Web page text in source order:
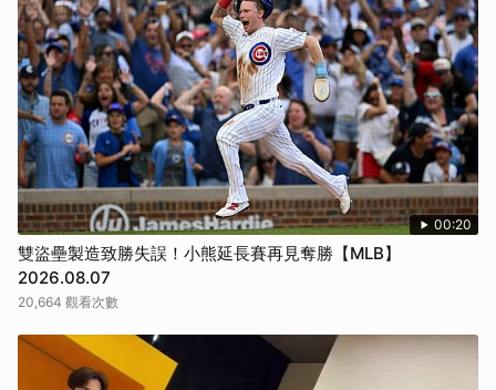
00:20
雙盜壘製造致勝失誤！小熊延長賽再見奪勝【MLB】
2026.08.07
20,664 觀看次數